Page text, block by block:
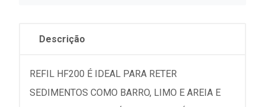
Descrição
REFIL HF200 É IDEAL PARA RETER
SEDIMENTOS COMO BARRO, LIMO E AREIA E